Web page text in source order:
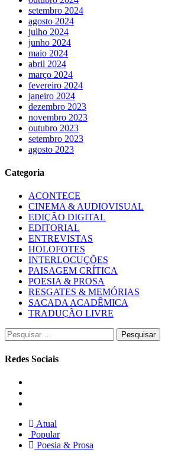
setembro 2024
agosto 2024
julho 2024
junho 2024
maio 2024
abril 2024
março 2024
fevereiro 2024
janeiro 2024
dezembro 2023
novembro 2023
outubro 2023
setembro 2023
agosto 2023
Categoria
ACONTECE
CINEMA & AUDIOVISUAL
EDIÇÃO DIGITAL
EDITORIAL
ENTREVISTAS
HOLOFOTES
INTERLOCUÇÕES
PAISAGEM CRÍTICA
POESIA & PROSA
RESGATES & MEMÓRIAS
SACADA ACADÊMICA
TRADUÇÃO LIVRE
Pesquisar
por:
Redes Sociais
Atual
Popular
Poesia & Prosa